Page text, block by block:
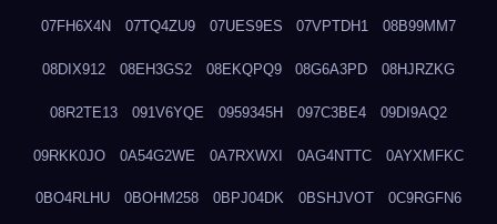
07FH6X4N 07TQ4ZU9 07UES9ES 07VPTDH1 08B99MM7
08DIX912 08EH3GS2 08EKQPQ9 08G6A3PD 08HJRZKG
08R2TE13 091V6YQE 0959345H 097C3BE4 09DI9AQ2
09RKK0JO 0A54G2WE 0A7RXWXI 0AG4NTTC 0AYXMFKC
0BO4RLHU 0BOHM258 0BPJ04DK 0BSHJVOT 0C9RGFN6